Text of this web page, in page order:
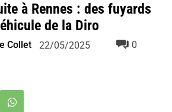
à Rennes : des fuyards
de la Diro
Collet 22/05/2025
0